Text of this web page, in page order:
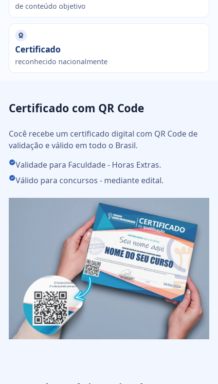
de conteúdo objetivo
Certificado
reconhecido nacionalmente
Certificado com QR Code
Cocê recebe um certificado digital com QR Code de
validação e válido em todo o Brasil.
Validade para Faculdade - Horas Extras.
Válido para concursos - mediante edital.